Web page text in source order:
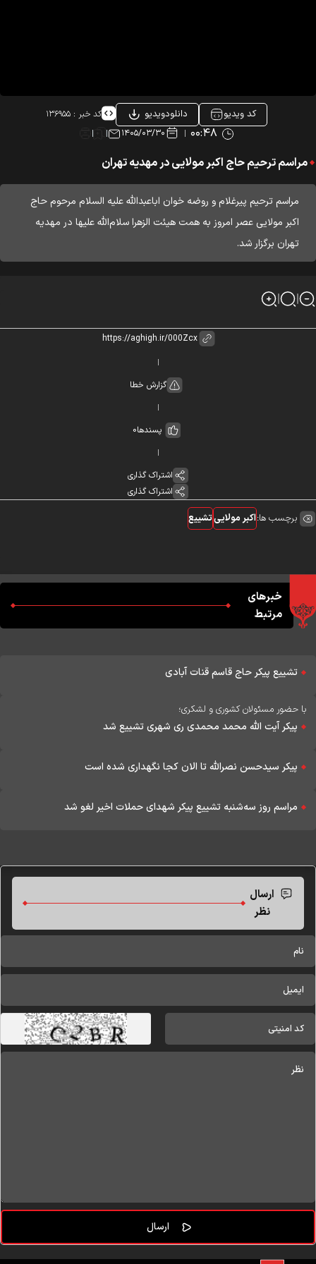
کد ویدیو دانلودویدیو کد خبر : ۱۳۶۹۵۵
۰۰:۴۸ ۱۴۰۵/۰۳/۳۰
مراسم ترحیم حاج اکبر مولایی در مهدیه تهران
مراسم ترحیم پیرغلام و روضه خوان اباعبدالله علیه السلام مرحوم حاج
اکبر مولایی عصر امروز به همت هیئت الزهرا سلام‌الله علیها در مهدیه
تهران برگزار شد.
گزارش خطا
پسندها0
اشتراک گذاری
اشتراک گذاری
برچسب ها:اکبر مولاییتشییع
خبرهای
مرتبط
تشییع پیکر حاج قاسم قنات آبادی
با حضور مسئولان کشوری و لشکری؛
پیکر آیت الله محمد محمدی ری شهری تشییع شد
پیکر سیدحسن نصرالله تا الان کجا نگهداری شده است
مراسم روز سه‌شنبه تشییع پیکر شهدای حملات اخیر لغو شد
ارسال
نظر